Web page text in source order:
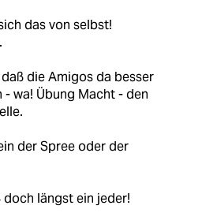
das von selbst!
die Amigos da besser
- wa! Übung Macht - den
der Spree oder der
doch längst ein jeder!